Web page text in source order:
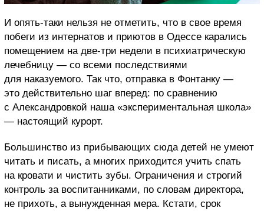
И опять-таки нельзя не отметить, что в свое время
побеги из интернатов и приютов в Одессе карались
помещением на две-три недели в психиатрическую
лечебницу — со всеми последствиями
для наказуемого. Так что, отправка в Фонтанку —
это действительно шаг вперед: по сравнению
с Александровкой наша «экспериментальная школа»
— настоящий курорт.
Большинство из прибывающих сюда детей не умеют
читать и писать, а многих приходится учить спать
на кровати и чистить зубы. Ограничения и строгий
контроль за воспитанниками, по словам директора,
не прихоть, а вынужденная мера. Кстати, срок